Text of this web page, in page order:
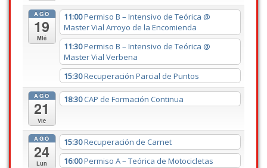
AGO
19
Mié
11:00Permiso B – Intensivo de Teórica @
Master Vial Arroyo de la Encomienda
11:30Permiso B – Intensivo de Teórica @
Master Vial Verbena
15:30Recuperación Parcial de Puntos
AGO
21
Vie
18:30CAP de Formación Continua
AGO
24
Lun
15:30Recuperación de Carnet
16:00Permiso A – Teórica de Motocicletas